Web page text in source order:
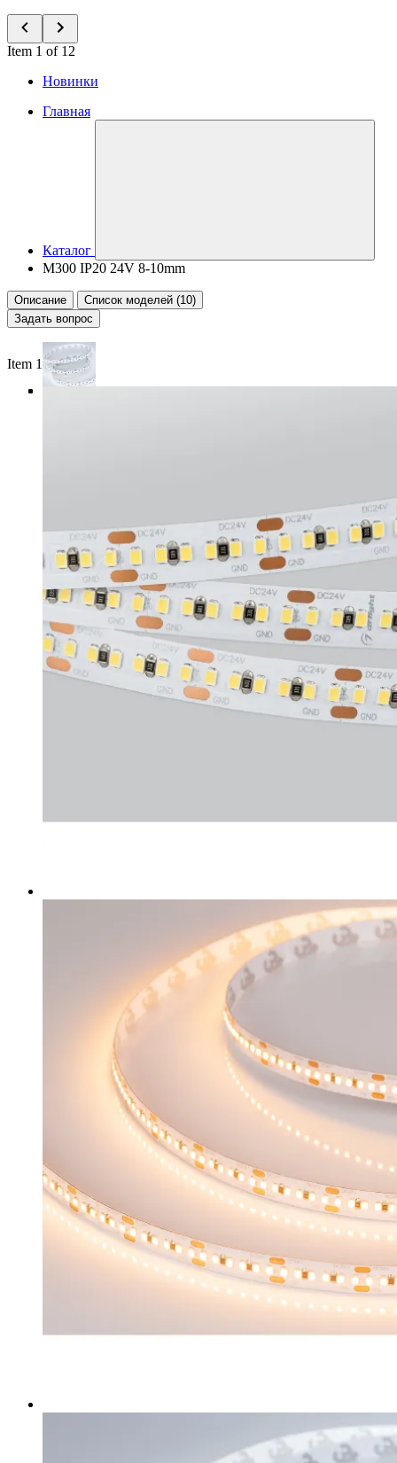
Item 1 of 12
Новинки
Главная
Каталог
M300 IP20 24V 8-10mm
Описание
Список моделей (10)
Задать вопрос
Item 1 of 4